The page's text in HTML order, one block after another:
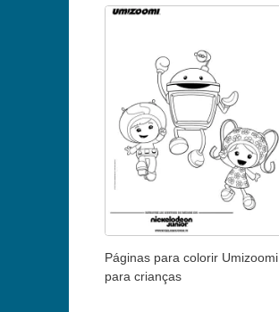
Páginas para colorir Umizoomi
para crianças